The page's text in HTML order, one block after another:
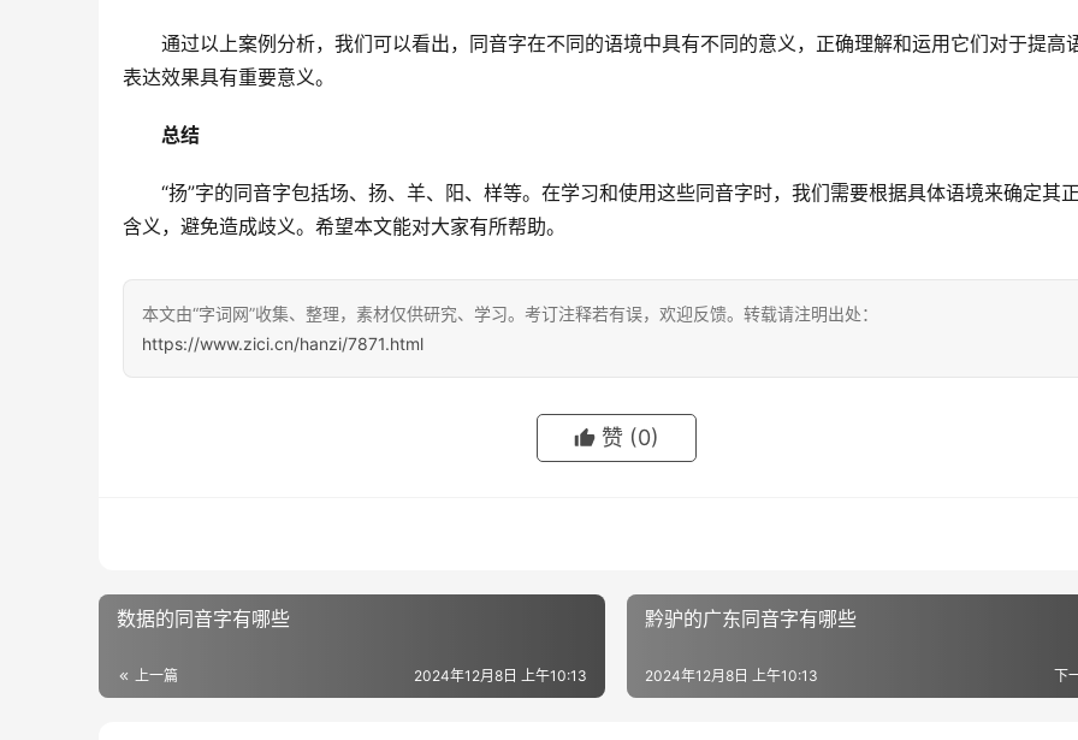
通过以上案例分析，我们可以看出，同音字在不同的语境中具有不同的意义，正确理解和运用它们对于提高
表达效果具有重要意义。
总结
“扬”字的同音字包括场、扬、羊、阳、样等。在学习和使用这些同音字时，我们需要根据具体语境来确定其
含义，避免造成歧义。希望本文能对大家有所帮助。
本文由“字词网”收集、整理，素材仅供研究、学习。考订注释若有误，欢迎反馈。转载请注明出处：
https://www.zici.cn/hanzi/7871.html
赞 (0)
数据的同音字有哪些
上一篇 2024年12月8日 上午10:13
黔驴的广东同音字有哪些
下
2024年12月8日 上午10:13